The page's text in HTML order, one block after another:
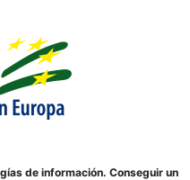
de información. Conseguir un